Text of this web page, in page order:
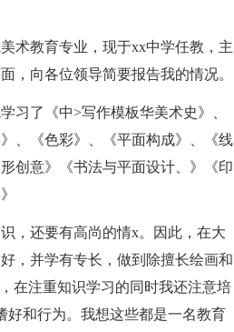
术教育专业，现于xx中学任教，主
，向各位领导简要报告我的情况。
习了《中>写作模板华美术史》、
、《色彩》、《平面构成》、《线
创意》《书法与平面设计、》《印
，还要有高尚的情x。因此，在大
，并学有专长，做到除擅长绘画和
在注重知识学习的同时我还注意培
好和行为。我想这些都是一名教育